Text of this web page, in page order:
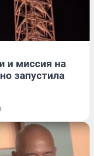
и миссия на
запустила